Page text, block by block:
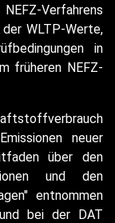
Verfahrens
WLTP-Werte,
in
früheren NEFZ-
neuer
über den
und den
entnommen
bei der DAT